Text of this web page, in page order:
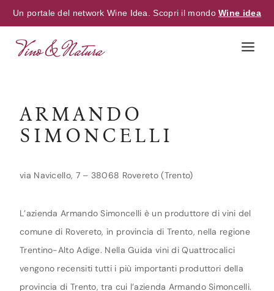
Un portale del network Wine Idea. Scopri il mondoWine idea
ARMANDO
SIMONCELLI
via Navicello, 7 – 38068 Rovereto (Trento)
L’azienda Armando Simoncelli è un produttore di vini del
comune di Rovereto, in provincia di Trento, nella regione
Trentino-Alto Adige. Nella Guida vini di Quattrocalici
vengono recensiti tutti i più importanti produttori della
provincia di Trento, tra cui l’azienda Armando Simoncelli.